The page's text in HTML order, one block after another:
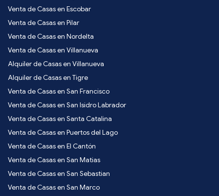
Venta de Casas en Escobar
Venta de Casas en Pilar
Venta de Casas en Nordelta
Venta de Casas en Villanueva
Alquiler de Casas en Villanueva
Alquiler de Casas en Tigre
Venta de Casas en San Francisco
Venta de Casas en San Isidro Labrador
Venta de Casas en Santa Catalina
Venta de Casas en Puertos del Lago
Venta de Casas en El Cantón
Venta de Casas en San Matias
Venta de Casas en San Sebastian
Venta de Casas en San Marco